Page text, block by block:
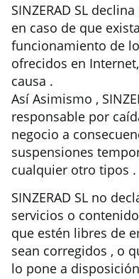
SINZERAD SL
en caso de que
funcionamiento de
ofrecidos en
causa .
Así Asimismo ,
responsable por
negocio a
suspensiones
cualquier otro tipos .
SINZERAD SL no
servicios o
que estén libres de
sean corregidos , o
lo pone a